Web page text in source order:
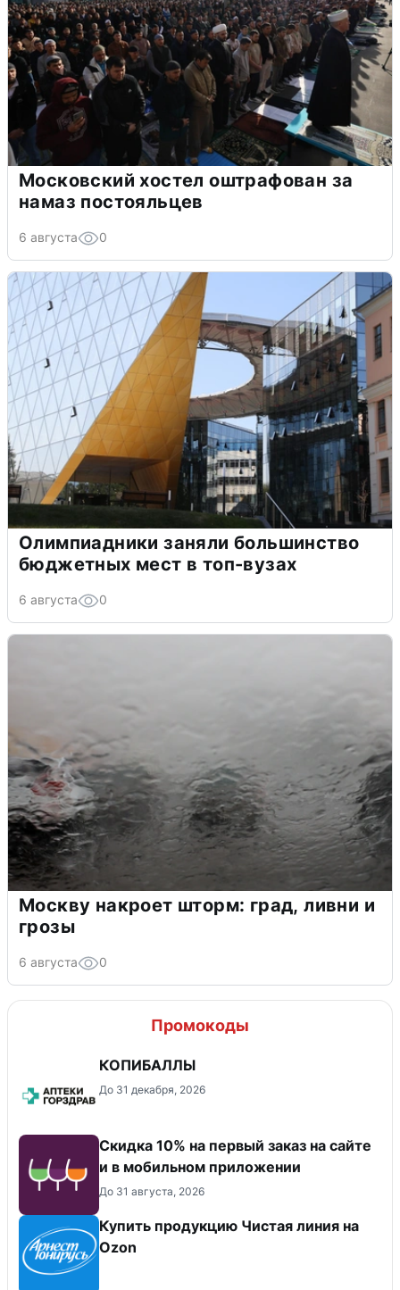
Московский хостел оштрафован за
намаз постояльцев
6 августа 0
Олимпиадники заняли большинство
бюджетных мест в топ-вузах
6 августа 0
Москву накроет шторм: град, ливни и
грозы
6 августа 0
Промокоды
КОПИБАЛЛЫ
До 31 декабря, 2026
Скидка 10% на первый заказ на сайте
и в мобильном приложении
До 31 августа, 2026
Купить продукцию Чистая линия на
Ozon